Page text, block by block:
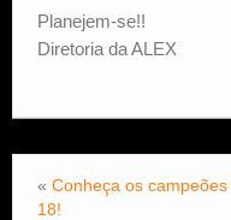
Planejem-se!!
Diretoria da ALEX
« Conheça os
18!